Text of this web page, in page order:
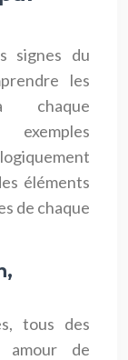
signes du
les
chaque
exemples
éléments
de chaque
tous des
amour de